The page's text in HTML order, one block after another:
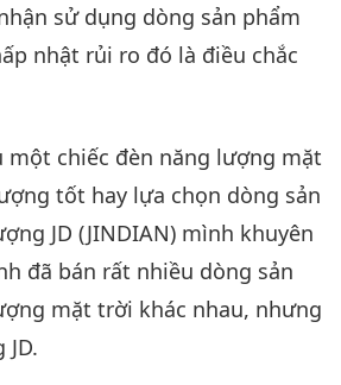
sử dụng dòng sản phẩm
nhật rủi ro đó là điều chắc
một chiếc đèn năng lượng mặt
tốt hay lựa chọn dòng sản
JD (JINDIAN) mình khuyên
đã bán rất nhiều dòng sản
mặt trời khác nhau, nhưng